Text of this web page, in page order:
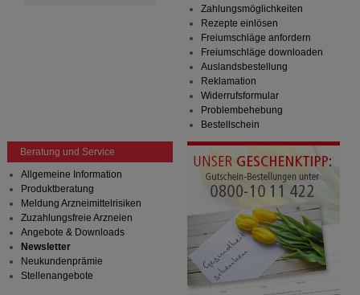
Zahlungsmöglichkeiten
Rezepte einlösen
Freiumschläge anfordern
Freiumschläge downloaden
Auslandsbestellung
Reklamation
Widerrufsformular
Problembehebung
Bestellschein
Beratung und Service
Allgemeine Information
Produktberatung
Meldung Arzneimittelrisiken
Zuzahlungsfreie Arzneien
Angebote & Downloads
Newsletter
Neukundenprämie
Stellenangebote